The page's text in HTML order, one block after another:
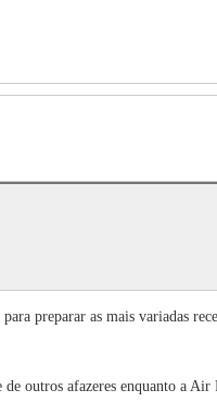
preparar as mais variadas
outros afazeres enquanto a